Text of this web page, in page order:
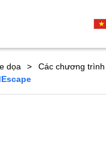
dọa
Các chương